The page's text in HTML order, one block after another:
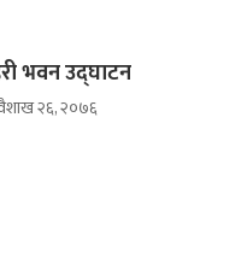
भवन उद्घाटन
वैशाख २६, २०७६